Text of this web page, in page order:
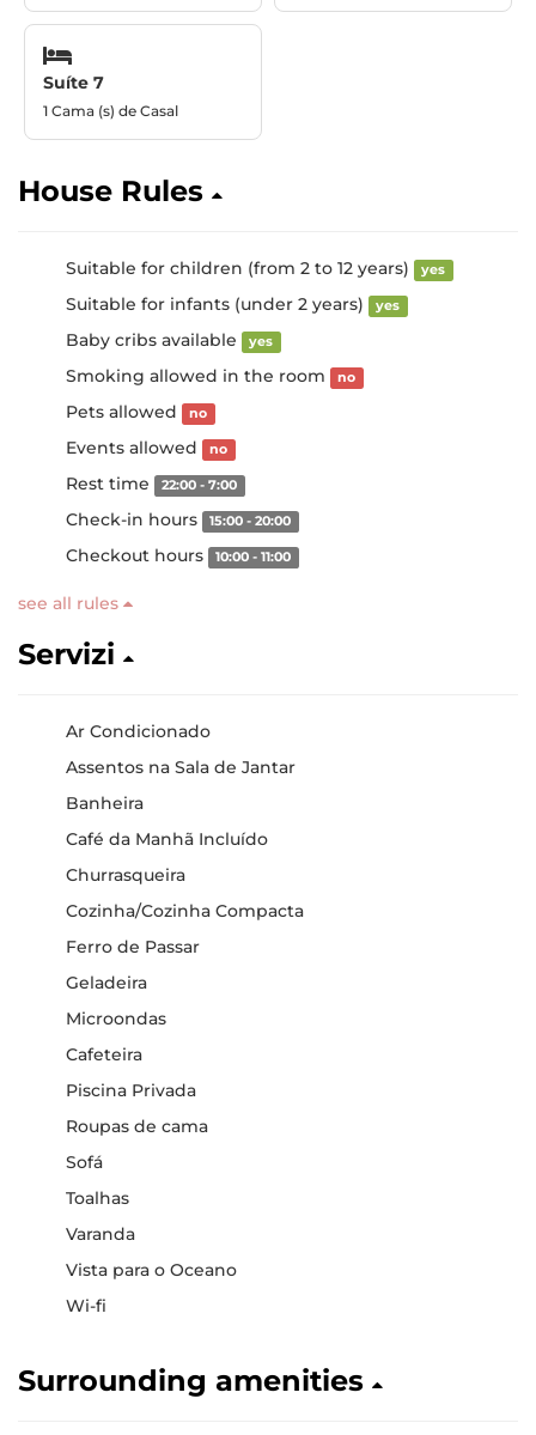
Suíte 7
1 Cama (s) de Casal
House Rules
Suitable for children (from 2 to 12 years) yes
Suitable for infants (under 2 years) yes
Baby cribs available yes
Smoking allowed in the room no
Pets allowed no
Events allowed no
Rest time 22:00 - 7:00
Check-in hours 15:00 - 20:00
Checkout hours 10:00 - 11:00
see all rules
Servizi
Ar Condicionado
Assentos na Sala de Jantar
Banheira
Café da Manhã Incluído
Churrasqueira
Cozinha/Cozinha Compacta
Ferro de Passar
Geladeira
Microondas
Cafeteira
Piscina Privada
Roupas de cama
Sofá
Toalhas
Varanda
Vista para o Oceano
Wi-fi
Surrounding amenities